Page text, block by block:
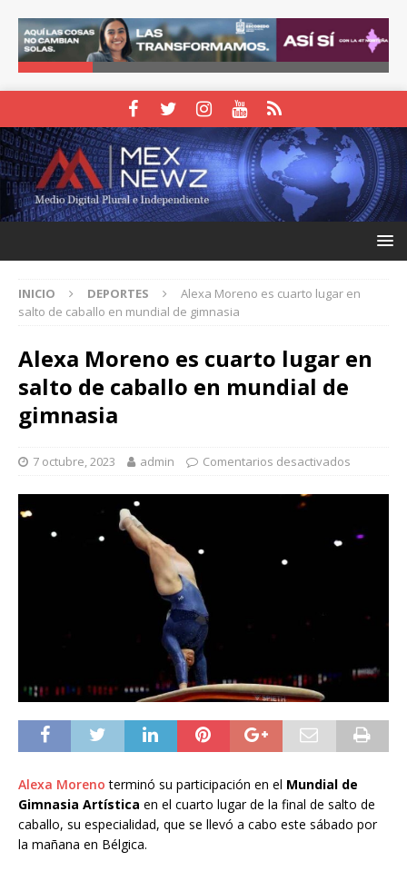
INICIO DEPORTES
Alexa Moreno es cuarto lugar en
salto de caballo en mundial de gimnasia
Alexa Moreno es cuarto lugar en
salto de caballo en mundial de
gimnasia
7 octubre, 2023 admin Comentarios desactivados
Alexa Moreno terminó su participación en el Mundial de
Gimnasia Artística en el cuarto lugar de la final de salto de
caballo, su especialidad, que se llevó a cabo este sábado por
la mañana en Bélgica.